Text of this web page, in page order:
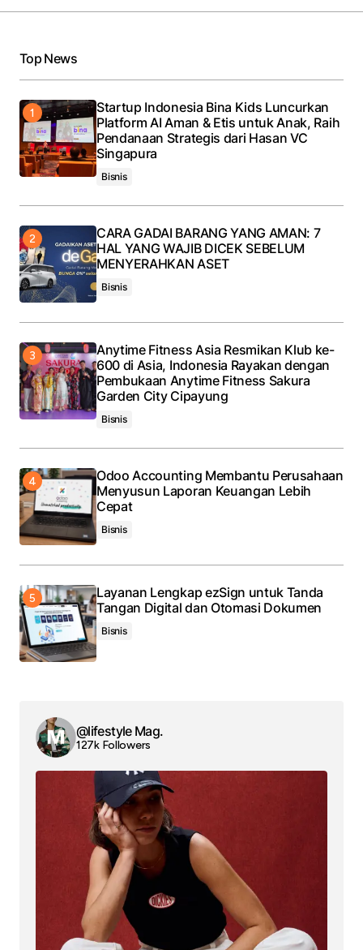
Top News
Startup Indonesia Bina Kids Luncurkan
Platform AI Aman & Etis untuk Anak, Raih
Pendanaan Strategis dari Hasan VC
Singapura
Bisnis
CARA GADAI BARANG YANG AMAN: 7
HAL YANG WAJIB DICEK SEBELUM
MENYERAHKAN ASET
Bisnis
Anytime Fitness Asia Resmikan Klub ke-
600 di Asia, Indonesia Rayakan dengan
Pembukaan Anytime Fitness Sakura
Garden City Cipayung
Bisnis
Odoo Accounting Membantu Perusahaan
Menyusun Laporan Keuangan Lebih
Cepat
Bisnis
Layanan Lengkap ezSign untuk Tanda
Tangan Digital dan Otomasi Dokumen
Bisnis
@lifestyle Mag.
127k Followers